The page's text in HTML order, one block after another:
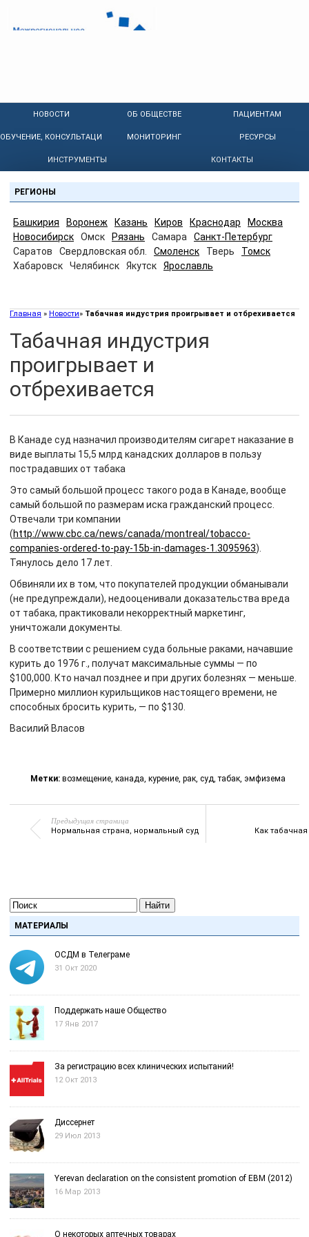
НОВОСТИ ОБ ОБЩЕСТВЕ ПАЦИЕНТАМ
ОБУЧЕНИЕ, КОНСУЛЬТАЦИИ МОНИТОРИНГ РЕСУРСЫ
ИНСТРУМЕНТЫ КОНТАКТЫ
РЕГИОНЫ
Башкирия Воронеж Казань Киров Краснодар
Москва
Новосибирск
Омск Рязань Самара
Санкт-Петербург
Саратов
Свердловская обл. Смоленск Тверь
Томск
Хабаровск
Челябинск Якутск Ярославль
Главная » Новости» Табачная индустрия проигрывает и отбрехивается
Табачная индустрия
проигрывает и
отбрехивается
В Канаде суд назначил производителям сигарет наказание в
виде выплаты 15,5 млрд канадских долларов в пользу
пострадавших от табака
Это самый большой процесс такого рода в Канаде, вообще
самый большой по размерам иска гражданский процесс.
Отвечали три компании
(http://www.cbc.ca/news/canada/montreal/tobacco-
companies-ordered-to-pay-15b-in-damages-1.3095963).
Тянулось дело 17 лет.
Обвиняли их в том, что покупателей продукции обманывали
(не предупреждали), недооценивали доказательства вреда
от табака, практиковали некорректный маркетинг,
уничтожали документы.
В соответствии с решением суда больные раками, начавшие
курить до 1976 г., получат максимальные суммы — по
$100,000. Кто начал позднее и при других болезнях — меньше.
Примерно миллион курильщиков настоящего времени, не
способных бросить курить, — по $130.
Василий Власов
Метки: возмещение, канада, курение, рак, суд,табак, эмфизема
Предыдущая страница
Нормальная страна, нормальный суд Как табачная
Найти
МАТЕРИАЛЫ
ОСДМ в Телеграме
31 Окт 2020
Поддержать наше Общество
17 Янв 2017
За регистрацию всех клинических испытаний!
12 Окт 2013
Диссернет
29 Июл 2013
Yerevan declaration on the consistent promotion of EBM (2012)
16 Мар 2013
О некоторых аптечных товарах